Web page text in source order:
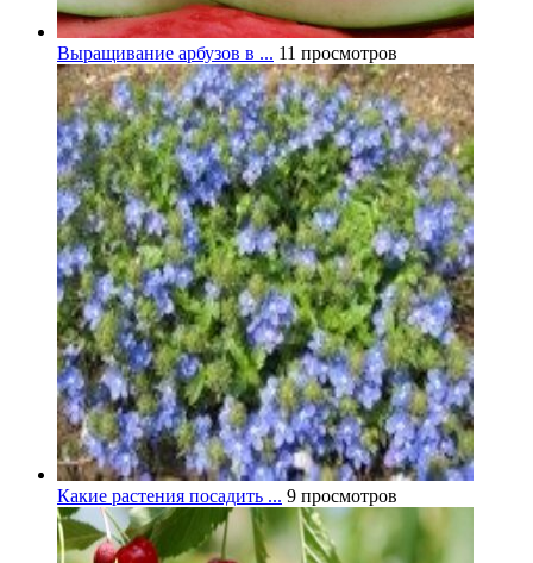
Выращивание арбузов в ... 11 просмотров
Какие растения посадить ... 9 просмотров